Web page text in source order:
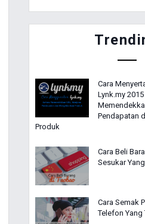
Cara
Lynk.my
Pendapatan
Produk
Cara Beli
Sesukar
Cara Semak
Telefon